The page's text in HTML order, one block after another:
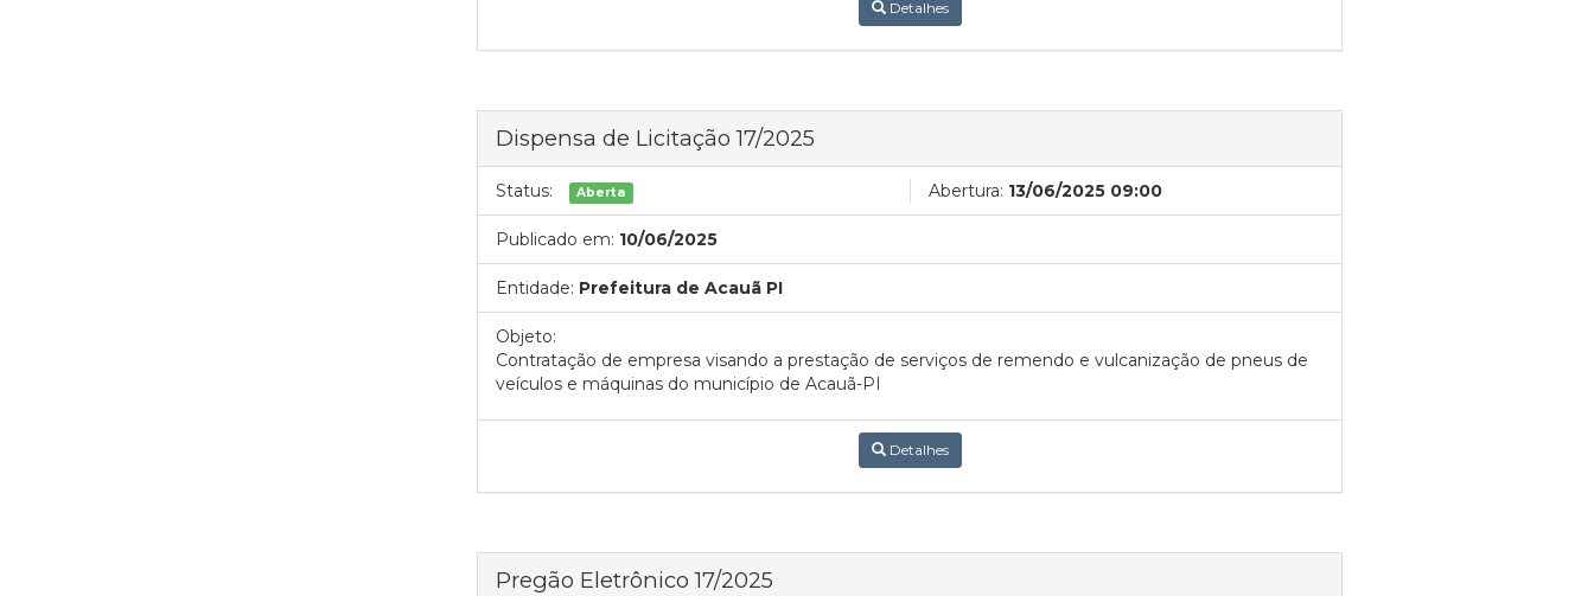
Detalhes
Dispensa de Licitação 17/2025
Status: Aberta Abertura: 13/06/2025 09:00
Publicado em: 10/06/2025
Entidade: Prefeitura de Acauã PI
Objeto:
Contratação de empresa visando a prestação de serviços de remendo e vulcanização de pneus de
veículos e máquinas do município de Acauã-PI
Detalhes
Pregão Eletrônico 17/2025